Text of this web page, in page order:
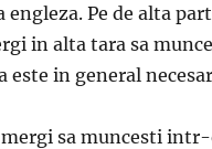
engleza. Pe de alta
in alta tara sa
este in general
mergi sa muncesti